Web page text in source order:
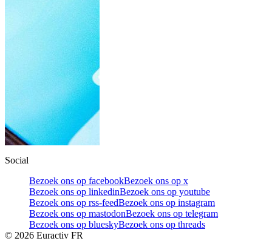
Social
Bezoek ons op facebookBezoek ons op x
Bezoek ons op linkedinBezoek ons op youtube
Bezoek ons op rss-feedBezoek ons op instagram
Bezoek ons op mastodonBezoek ons op telegram
Bezoek ons op blueskyBezoek ons op threads
© 2026 Euractiv FR